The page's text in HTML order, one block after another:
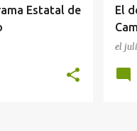
Estatal de
El
el